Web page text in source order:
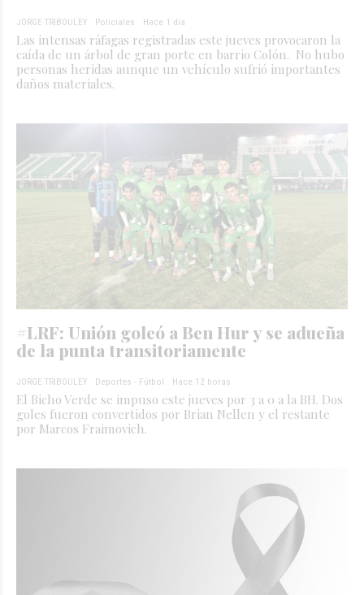
JORGE TRIBOULEY Policiales Hace 1 día
Las intensas ráfagas registradas este jueves provocaron la
caída de un árbol de gran porte en barrio Colón. No hubo
personas heridas aunque un vehículo sufrió importantes
daños materiales.
#LRF: Unión goleó a Ben Hur y se adueña
de la punta transitoriamente
JORGE TRIBOULEY Deportes - Fútbol Hace 12 horas
El Bicho Verde se impuso este jueves por 3 a 0 a la BH. Dos
goles fueron convertidos por Brian Nellen y el restante
por Marcos Fraimovich.